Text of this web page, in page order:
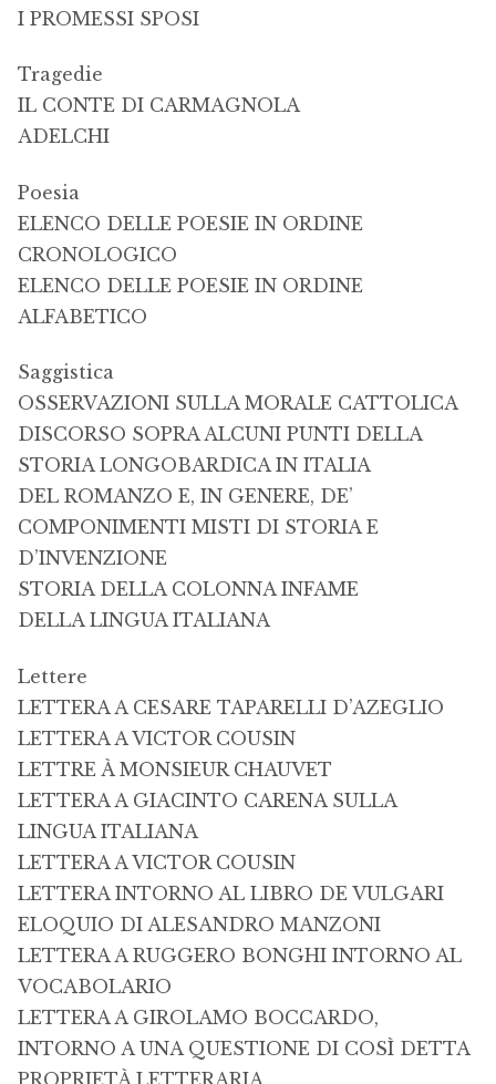
I PROMESSI SPOSI
Tragedie
IL CONTE DI CARMAGNOLA
ADELCHI
Poesia
ELENCO DELLE POESIE IN ORDINE
CRONOLOGICO
ELENCO DELLE POESIE IN ORDINE
ALFABETICO
Saggistica
OSSERVAZIONI SULLA MORALE CATTOLICA
DISCORSO SOPRA ALCUNI PUNTI DELLA
STORIA LONGOBARDICA IN ITALIA
DEL ROMANZO E, IN GENERE, DE’
COMPONIMENTI MISTI DI STORIA E
D’INVENZIONE
STORIA DELLA COLONNA INFAME
DELLA LINGUA ITALIANA
Lettere
LETTERA A CESARE TAPARELLI D’AZEGLIO
LETTERA A VICTOR COUSIN
LETTRE À MONSIEUR CHAUVET
LETTERA A GIACINTO CARENA SULLA
LINGUA ITALIANA
LETTERA A VICTOR COUSIN
LETTERA INTORNO AL LIBRO DE VULGARI
ELOQUIO DI ALESANDRO MANZONI
LETTERA A RUGGERO BONGHI INTORNO AL
VOCABOLARIO
LETTERA A GIROLAMO BOCCARDO,
INTORNO A UNA QUESTIONE DI COSÌ DETTA